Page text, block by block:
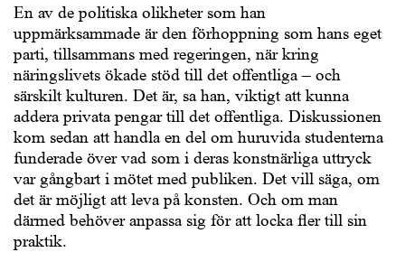
En av de politiska olikheter som han
uppmärksammade är den förhoppning som hans eget
parti, tillsammans med regeringen, när kring
näringslivets ökade stöd till det offentliga – och
särskilt kulturen. Det är, sa han, viktigt att kunna
addera privata pengar till det offentliga. Diskussionen
kom sedan att handla en del om huruvida studenterna
funderade över vad som i deras konstnärliga uttryck
var gångbart i mötet med publiken. Det vill säga, om
det är möjligt att leva på konsten. Och om man
därmed behöver anpassa sig för att locka fler till sin
praktik.